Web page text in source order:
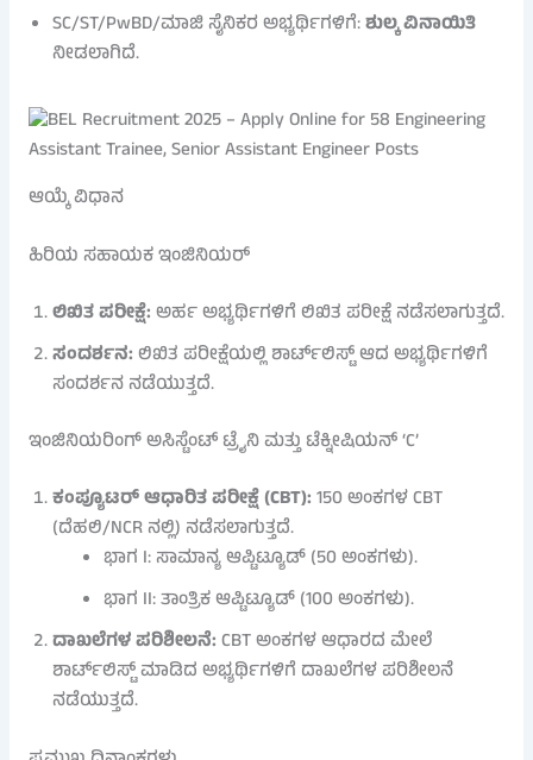
SC/ST/PwBD/ಮಾಜಿ ಸೈನಿಕರ ಅಭ್ಯರ್ಥಿಗಳಿಗೆ:ಶುಲ್ಕ ವಿನಾಯಿತಿ
ನೀಡಲಾಗಿದೆ.
ಆಯ್ಕೆ ವಿಧಾನ
ಹಿರಿಯ ಸಹಾಯಕ ಇಂಜಿನಿಯರ್
ಲಿಖಿತ ಪರೀಕ್ಷೆ:ಅರ್ಹ ಅಭ್ಯರ್ಥಿಗಳಿಗೆ ಲಿಖಿತ ಪರೀಕ್ಷೆ ನಡೆಸಲಾಗುತ್ತದೆ.
ಸಂದರ್ಶನ:ಲಿಖಿತ ಪರೀಕ್ಷೆಯಲ್ಲಿ ಶಾರ್ಟ್‌ಲಿಸ್ಟ್ ಆದ ಅಭ್ಯರ್ಥಿಗಳಿಗೆ
ಸಂದರ್ಶನ ನಡೆಯುತ್ತದೆ.
ಇಂಜಿನಿಯರಿಂಗ್ ಅಸಿಸ್ಟೆಂಟ್ ಟ್ರೈನಿ ಮತ್ತು ಟೆಕ್ನೀಷಿಯನ್ ‘C’
ಕಂಪ್ಯೂಟರ್ ಆಧಾರಿತ ಪರೀಕ್ಷೆ (CBT):150 ಅಂಕಗಳ CBT
(ದೆಹಲಿ/NCR ನಲ್ಲಿ) ನಡೆಸಲಾಗುತ್ತದೆ.
ಭಾಗ I: ಸಾಮಾನ್ಯ ಆಪ್ಟಿಟ್ಯೂಡ್ (50 ಅಂಕಗಳು).
ಭಾಗ II: ತಾಂತ್ರಿಕ ಆಪ್ಟಿಟ್ಯೂಡ್ (100 ಅಂಕಗಳು).
ದಾಖಲೆಗಳ ಪರಿಶೀಲನೆ:CBT ಅಂಕಗಳ ಆಧಾರದ ಮೇಲೆ
ಶಾರ್ಟ್‌ಲಿಸ್ಟ್ ಮಾಡಿದ ಅಭ್ಯರ್ಥಿಗಳಿಗೆ ದಾಖಲೆಗಳ ಪರಿಶೀಲನೆ
ನಡೆಯುತ್ತದೆ.